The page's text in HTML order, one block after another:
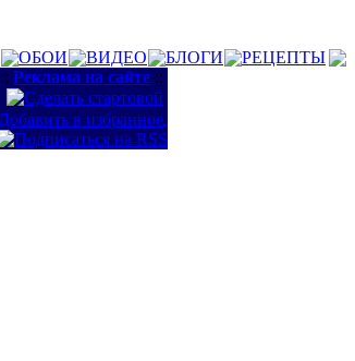
ОБОИ ВИДЕО БЛОГИ
РЕЦЕПТЫ
:: Реклама на сайте ::